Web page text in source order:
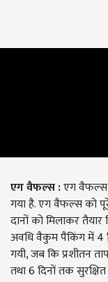
एग वैफल्स:एग वैफल्स
गया है. एग वैफल्स को
दानों को मिलाकर
अवधि वैकुम पैकिंग में 4
गयी, जब कि प्रशीतन
तथा 6 दिनों तक